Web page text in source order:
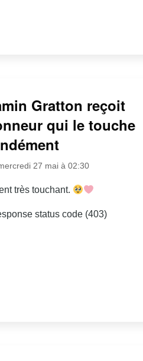
Gratton reçoit
qui le touche
27 mai à 02:30
très touchant.
status code (403)